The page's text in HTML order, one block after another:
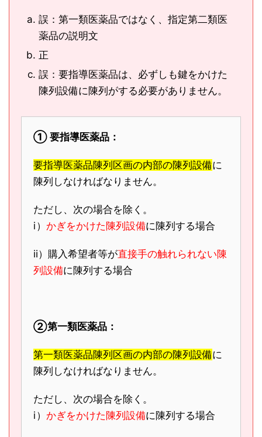
誤：第一類医薬品ではなく、指定第二類医
薬品の説明文
正
誤：要指導医薬品は、必ずしも鍵をかけた
陳列設備に陳列がする必要がありません。
① 要指導医薬品：
要指導医薬品陳列区画の内部の陳列設備に
陳列しなければなりません。
ただし、次の場合を除く。
ⅰ） かぎをかけた陳列設備に陳列する場合
ⅱ）購入希望者等が直接手の触れられない陳
列設備に陳列する場合
②第一類医薬品：
第一類医薬品陳列区画の内部の陳列設備に
陳列しなければなりません。
ただし、次の場合を除く。
ⅰ） かぎをかけた陳列設備に陳列する場合